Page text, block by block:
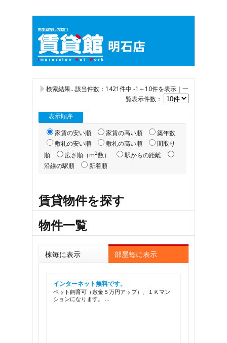
検索結果…該当件数： 1421件中 -1～10件を表示｜一
覧表示件数：
表示順序
家賃の安い順
家賃の高い順
築年数
敷礼の安い順
敷礼の高い順
間取り
順
広さ順（m2数）
駅からの距離
沿線の駅順
新着順
賃貸物件を探す
物件一覧
棟毎に表示 部屋毎に表示
インターネット無料です。
ペット飼育可（敷金５万円アップ）、１Ｋマン
ションになります。 …